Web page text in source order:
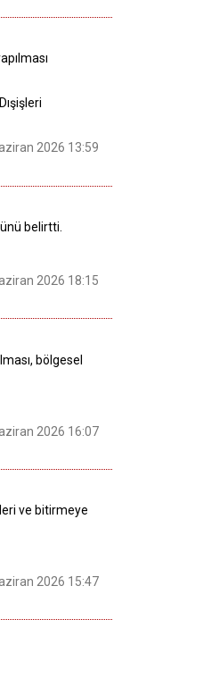
2026 13:59
belirtti.
2026 18:15
bölgesel
2026 16:07
ve bitirmeye
2026 15:47